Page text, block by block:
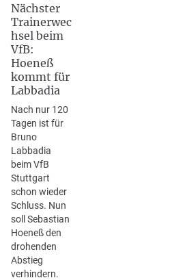
Nächster
Trainerwec
hsel beim
VfB:
Hoeneß
kommt für
Labbadia
Nach nur 120
Tagen ist für
Bruno
Labbadia
beim VfB
Stuttgart
schon wieder
Schluss. Nun
soll Sebastian
Hoeneß den
drohenden
Abstieg
verhindern.